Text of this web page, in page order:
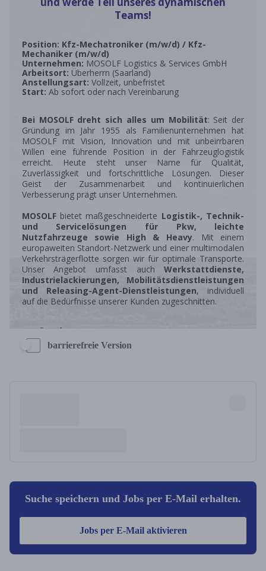
barrierefreie Version
Suche speichern und Jobs per E-Mail erhalten.
Jobs per E-Mail aktivieren